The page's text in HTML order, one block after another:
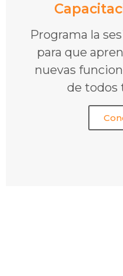
Programa la
para que
nuevas
de todos